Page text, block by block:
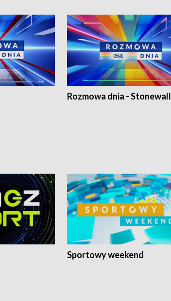
Rozmowa dnia - Stonewall
Sportowy weekend